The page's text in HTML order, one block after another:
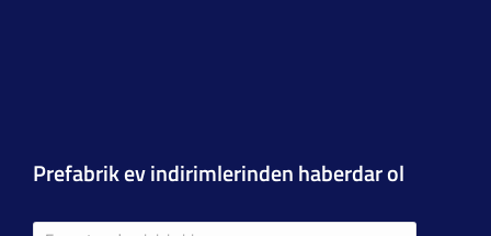
Prefabrik ev indirimlerinden haberdar ol